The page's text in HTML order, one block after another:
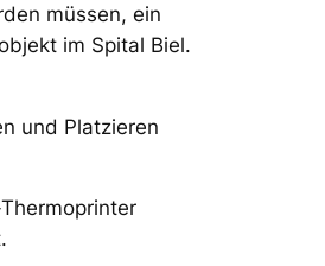
müssen, ein
im Spital Biel.
und Platzieren